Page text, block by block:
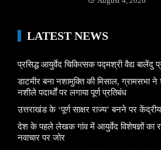
LATEST NEWS
प्रसिद्ध आयुर्वेद चिकित्सक पद्मश्री वैद्य बालेंदु
डाटमीर बना नशामुक्ति की मिसाल, ग्रामसभा
नशीले पदार्थों पर लगाया पूर्ण प्रतिबंध
उत्तराखंड के ‘पूर्ण साक्षर राज्य’ बनने पर केंद्रीय
देश के पहले लेखक गांव में आयुर्वेद विशेषज्ञों का
नवाचार पर जोर